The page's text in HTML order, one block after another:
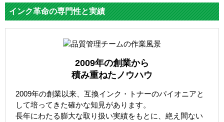
インク革命の専門性と実績
2009年の創業から
積み重ねたノウハウ
2009年の創業以来、互換インク・トナーのパイオニアと
して培ってきた確かな知見があります。
長年にわたる膨大な取り扱い実績をもとに、絶え間ない